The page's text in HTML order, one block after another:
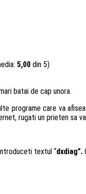
5,00 din 5)
batai de cap unora.
programe care va
rugati un prieten
textul “dxdiag”.